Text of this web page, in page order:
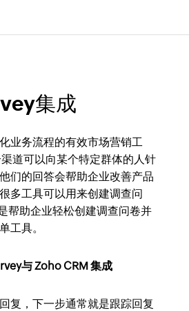
集成
业务流程的有效市场营销工
道可以向某个特定群体的人针
们的回答会帮助企业改善产品
多工具可以用来创建调查问
帮助企业轻松创建调查问卷并
工具。
与 Zoho CRM 集成
复，下一步通常就是跟踪回复